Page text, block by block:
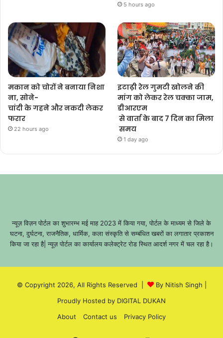
5 hours ago
मकान को चोरों ने बनाया निशा
ना, सोने-
चांदी के गहने और नकदी लेकर
फरार
22 hours ago
इटाढ़ी रेल गुमटी खोलने की
मांग को लेकर रेल चक्का जाम,
डीआरएम
से वार्ता के बाद 7 दिन का मिला
समय
1 day ago
न्यूज़ विज़न पोर्टल का शुभारम्भ मई माह 2023 में किया गया, पोर्टल के माध्यम से जिले के
घटना, दुर्घटना, राजनैतिक, धार्मिक, कला संस्कृति से सम्बंधित खबरों का लगातार प्रकाशन
किया जा रहा है| न्यूज़ पोर्टल का कार्यालय कलेक्ट्रेट रोड स्थित आदर्श नगर में चल रहा है।
© Copyright 2026, All Rights Reserved | By Nitish Singh
Proudly Hosted by DIGITAL DUKAN
About
Contact us Privacy Policy